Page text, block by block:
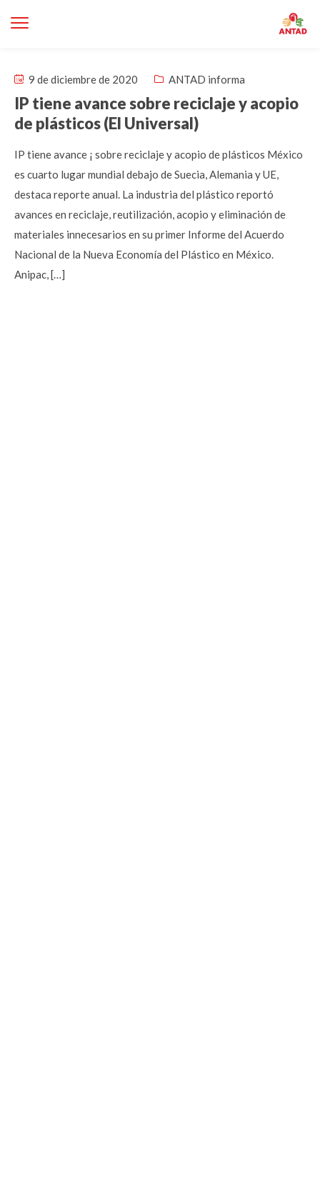
9 de diciembre de 2020 ANTAD informa
IP tiene avance sobre reciclaje y acopio
de plásticos (El Universal)
IP tiene avance ¡ sobre reciclaje y acopio de plásticos México
es cuarto lugar mundial debajo de Suecia, Alemania y UE,
destaca reporte anual. La industria del plástico reportó
avances en reciclaje, reutilización, acopio y eliminación de
materiales innecesarios en su primer Informe del Acuerdo
Nacional de la Nueva Economía del Plástico en México.
Anipac, […]